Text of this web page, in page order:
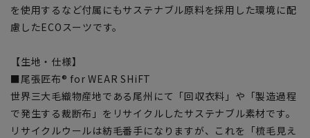
を使用するなど付属にもサステナブル原料を採用した環境に配
慮したECOスーツです。
【生地・仕様】
■尾張匠布® for WEAR SHiFT
世界三大毛織物産地である尾州にて「回収衣料」や「製造過程
で発生する裁断布」をリサイクルしたサステナブル素材です。
リサイクルウールは紡毛番手になりますが、これを「梳毛見え